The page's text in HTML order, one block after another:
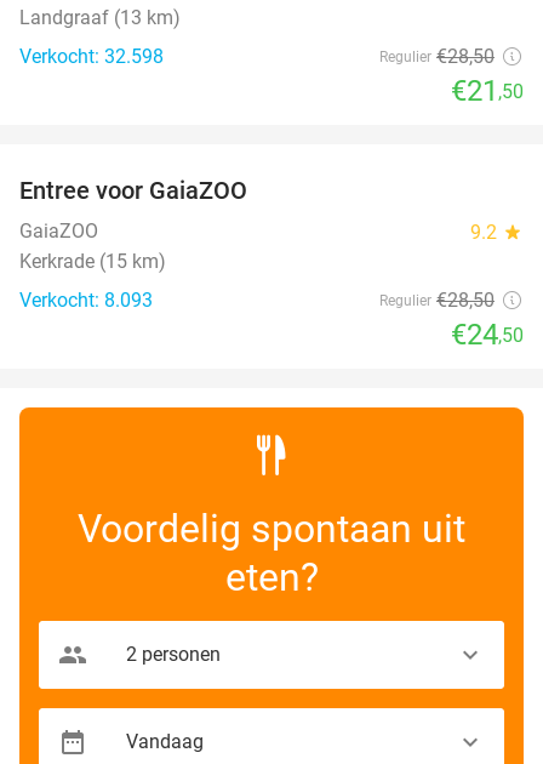
Landgraaf (13 km)
Verkocht: 32.598
Regulier €28,50
€21 ,50
Entree voor GaiaZOO
GaiaZOO 9.2 star
Kerkrade (15 km)
Verkocht: 8.093
Regulier €28,50
€24,50
Voordelig spontaan uit
eten?